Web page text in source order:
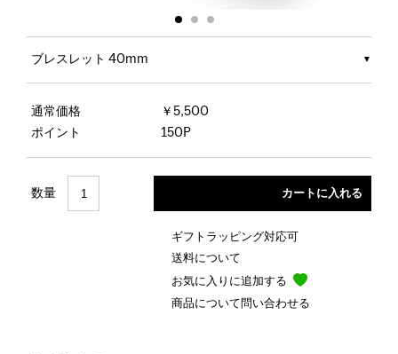
ブレスレット 40mm
通常価格
￥5,500
ポイント
150P
数量
ギフトラッピング対応可
送料について
お気に入りに追加する
商品について問い合わせる